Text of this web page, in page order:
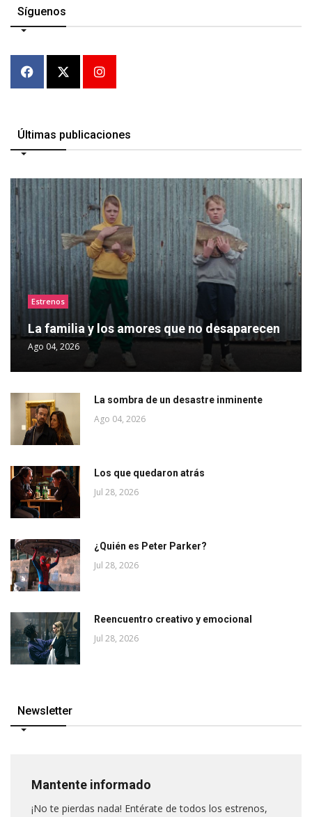
Síguenos
Últimas publicaciones
Estrenos
La familia y los amores que no desaparecen
Ago 04, 2026
La sombra de un desastre inminente
Ago 04, 2026
Los que quedaron atrás
Jul 28, 2026
¿Quién es Peter Parker?
Jul 28, 2026
Reencuentro creativo y emocional
Jul 28, 2026
Newsletter
Mantente informado
¡No te pierdas nada! Entérate de todos los estrenos,